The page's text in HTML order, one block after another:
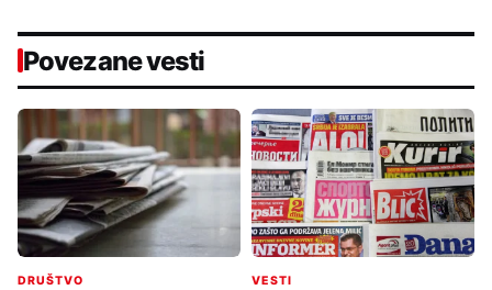
Povezane vesti
DRUŠTVO VESTI